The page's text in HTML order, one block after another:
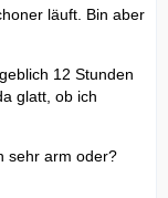
läuft. Bin aber
12 Stunden
glatt, ob ich
sehr arm oder?